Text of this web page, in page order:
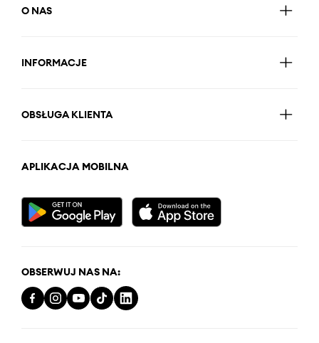
O NAS
INFORMACJE
OBSŁUGA KLIENTA
APLIKACJA MOBILNA
OBSERWUJ NAS NA: